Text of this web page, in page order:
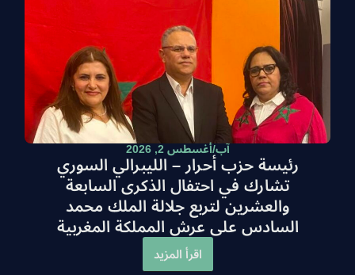
آب/أغسطس 2, 2026
رئيسة حزب أحرار – الليبرالي السوري
تشارك في احتفال الذكرى السابعة
والعشرين لتربع جلالة الملك محمد
السادس على عرش المملكة المغربية
اقرأ المزيد